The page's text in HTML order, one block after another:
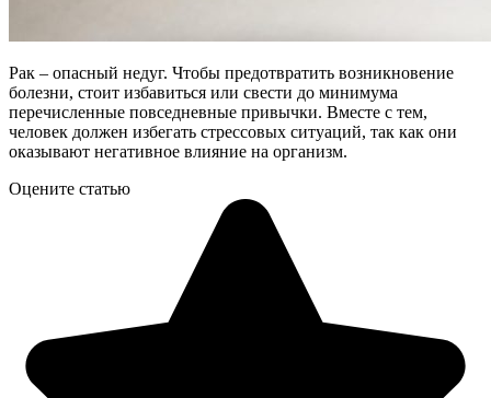
Рак – опасный недуг. Чтобы предотвратить возникновение
болезни, стоит избавиться или свести до минимума
перечисленные повседневные привычки. Вместе с тем,
человек должен избегать стрессовых ситуаций, так как они
оказывают негативное влияние на организм.
Оцените статью